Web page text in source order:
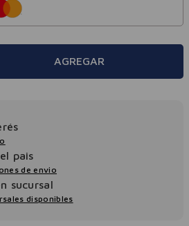
AGREGAR
pais
de envio
sucursal
disponibles